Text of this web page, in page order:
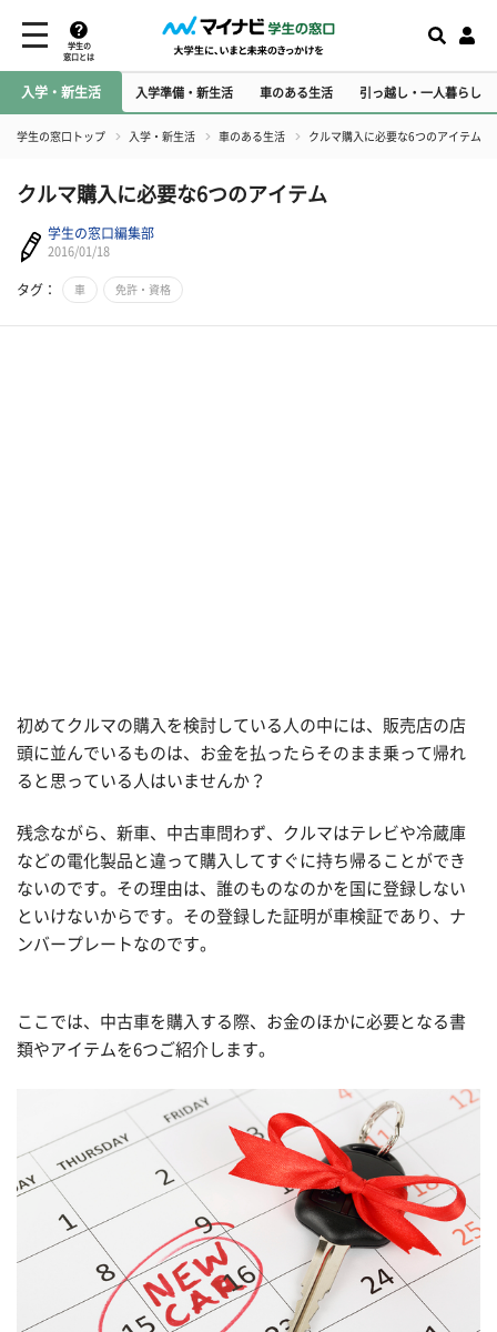
学生の
窓口とは
入学・新生活 入学準備・新生活 車のある生活 引っ越し・一人暮らし
学生の窓口トップ 入学・新生活 車のある生活 クルマ購入に必要な6つのアイテム
クルマ購入に必要な6つのアイテム
学生の窓口編集部
2016/01/18
タグ： 車 免許・資格
初めてクルマの購入を検討している人の中には、販売店の店
頭に並んでいるものは、お金を払ったらそのまま乗って帰れ
ると思っている人はいませんか？
残念ながら、新車、中古車問わず、クルマはテレビや冷蔵庫
などの電化製品と違って購入してすぐに持ち帰ることができ
ないのです。その理由は、誰のものなのかを国に登録しない
といけないからです。その登録した証明が車検証であり、ナ
ンバープレートなのです。
ここでは、中古車を購入する際、お金のほかに必要となる書
類やアイテムを6つご紹介します。